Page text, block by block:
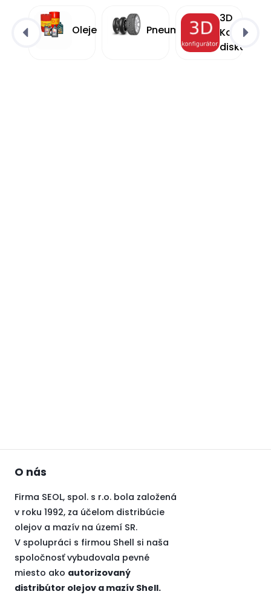
Oleje Pneumatiky
3D
diskov
O nás
Firma SEOL, spol. s r.o. bola založená
v roku 1992, za účelom distribúcie
olejov a mazív na území SR.
V spolupráci s firmou Shell si naša
spoločnosť vybudovala pevné
miesto ako autorizovaný
distribútor olejov a mazív Shell.